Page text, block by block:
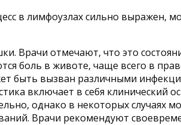
в лимфоузлах сильно выражен,
Врачи отмечают, что это
боль в животе, чаще всего в
быть вызван различными
включает в себя клинический
однако в некоторых случаях
Врачи рекомендуют